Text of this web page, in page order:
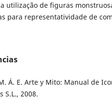
utilização de figuras
para representatividade de
Á. E. Arte y Mito: Manual de
S.L., 2008.